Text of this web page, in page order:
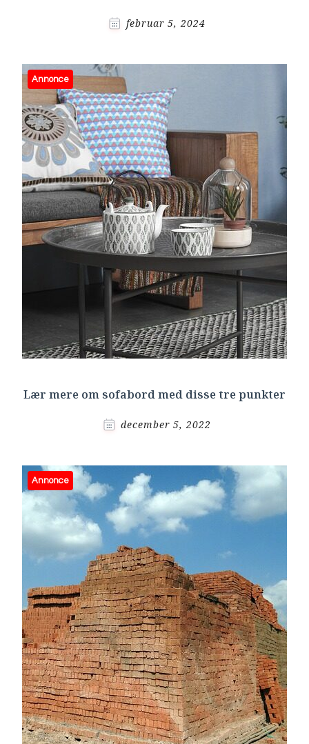
februar 5, 2024
Annonce
Lær mere om sofabord med disse tre punkter
december 5, 2022
Annonce